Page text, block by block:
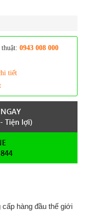
0943 008 000
tiết
Tiện lợi)
hàng đầu thế giới